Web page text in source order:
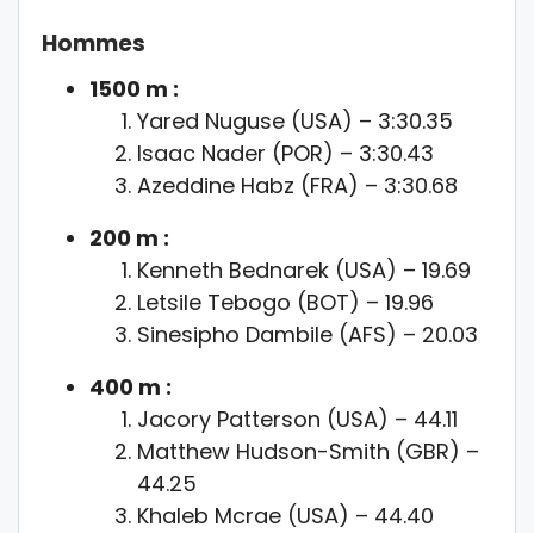
Hommes
1500 m :
Yared Nuguse (USA) – 3:30.35
Isaac Nader (POR) – 3:30.43
Azeddine Habz (FRA) – 3:30.68
200 m :
Kenneth Bednarek (USA) – 19.69
Letsile Tebogo (BOT) – 19.96
Sinesipho Dambile (AFS) – 20.03
400 m :
Jacory Patterson (USA) – 44.11
Matthew Hudson-Smith (GBR) –
44.25
Khaleb Mcrae (USA) – 44.40